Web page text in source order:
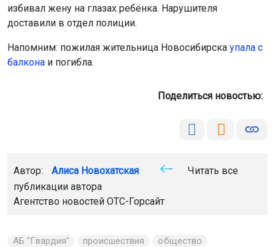
избивал жену на глазах ребёнка. Нарушителя
доставили в отдел полиции.
Напомним: пожилая жительница Новосибирска упала с
балкона и погибла.
Поделиться новостью:
Автор: Алиса Новохатская
Читать все
публикации автора
Агентство новостей ОТС-Горсайт
АБ "Гвардия" происшествия
общество